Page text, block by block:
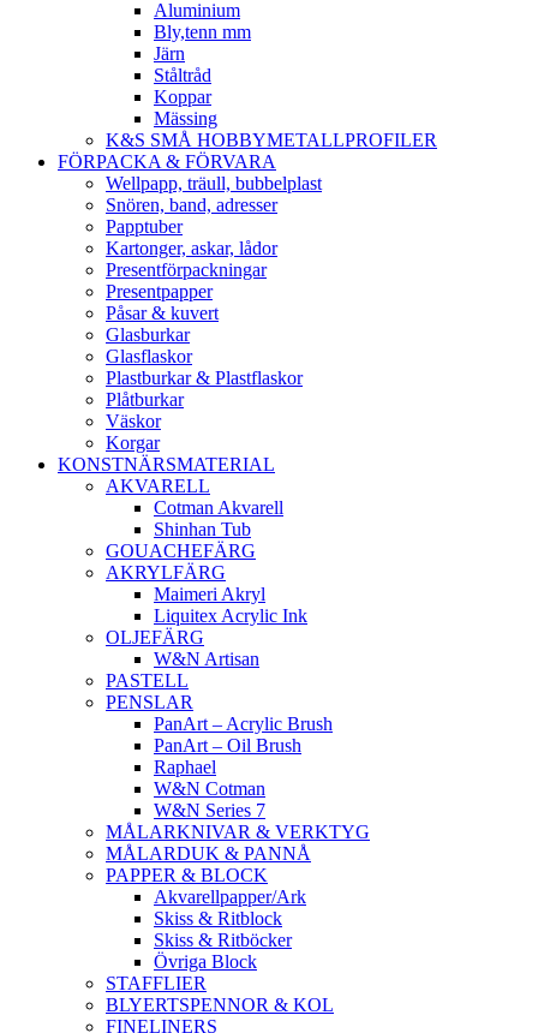
Aluminium
Bly,tenn mm
Järn
Ståltråd
Koppar
Mässing
K&S SMÅ HOBBYMETALLPROFILER
FÖRPACKA & FÖRVARA
Wellpapp, träull, bubbelplast
Snören, band, adresser
Papptuber
Kartonger, askar, lådor
Presentförpackningar
Presentpapper
Påsar & kuvert
Glasburkar
Glasflaskor
Plastburkar & Plastflaskor
Plåtburkar
Väskor
Korgar
KONSTNÄRSMATERIAL
AKVARELL
Cotman Akvarell
Shinhan Tub
GOUACHEFÄRG
AKRYLFÄRG
Maimeri Akryl
Liquitex Acrylic Ink
OLJEFÄRG
W&N Artisan
PASTELL
PENSLAR
PanArt – Acrylic Brush
PanArt – Oil Brush
Raphael
W&N Cotman
W&N Series 7
MÅLARKNIVAR & VERKTYG
MÅLARDUK & PANNÅ
PAPPER & BLOCK
Akvarellpapper/Ark
Skiss & Ritblock
Skiss & Ritböcker
Övriga Block
STAFFLIER
BLYERTSPENNOR & KOL
FINELINERS